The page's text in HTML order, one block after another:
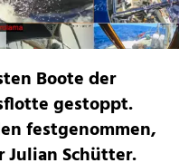
Boote der
gestoppt.
festgenommen,
Julian Schütter.